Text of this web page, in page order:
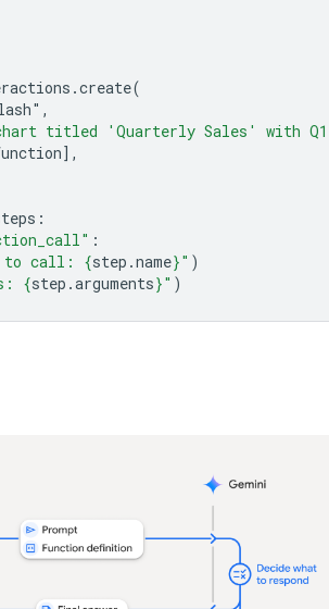
.create(
,
titled 'Quarterly Sales' with Q1:
],
:
:
to call: {step .name}" )
{step .arguments}" )